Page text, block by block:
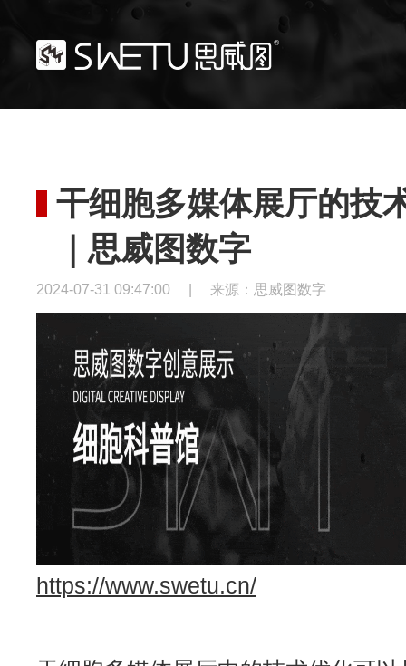
干细胞多媒体展厅的
｜思威图数字
2024-07-31 09:47:00 来源：思威图数字
https://www.swetu.cn/